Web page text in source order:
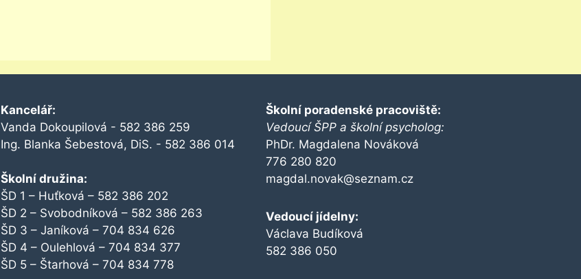
Kancelář:
Vanda Dokoupilová - 582 386 259
Ing. Blanka Šebestová, DiS. - 582 386 014
Školní družina:
ŠD 1 – Huťková – 582 386 202
ŠD 2 – Svobodníková – 582 386 263
ŠD 3 – Janíková – 704 834 626
ŠD 4 – Oulehlová – 704 834 377
ŠD 5 – Štarhová – 704 834 778
Školní poradenské pracoviště:
Vedoucí ŠPP a školní psycholog:
PhDr. Magdalena Nováková
776 280 820
magdal.novak@seznam.cz
Vedoucí jídelny:
Václava Budíková
582 386 050